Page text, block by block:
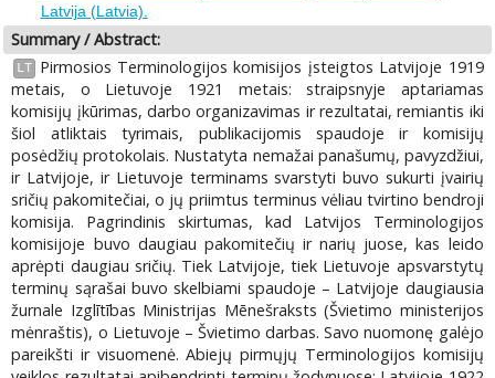
Latvija (Latvia).
Summary / Abstract:
LT
Pirmosios Terminologijos komisijos įsteigtos Latvijoje 1919
metais, o Lietuvoje 1921 metais: straipsnyje aptariamas
komisijų įkūrimas, darbo organizavimas ir rezultatai, remiantis iki
šiol atliktais tyrimais, publikacijomis spaudoje ir komisijų
posėdžių protokolais. Nustatyta nemažai panašumų, pavyzdžiui,
ir Latvijoje, ir Lietuvoje terminams svarstyti buvo sukurti įvairių
sričių pakomitečiai, o jų priimtus terminus vėliau tvirtino bendroji
komisija. Pagrindinis skirtumas, kad Latvijos Terminologijos
komisijoje buvo daugiau pakomitečių ir narių juose, kas leido
aprėpti daugiau sričių. Tiek Latvijoje, tiek Lietuvoje apsvarstytų
terminų sąrašai buvo skelbiami spaudoje – Latvijoje daugiausia
žurnale Izglītības Ministrijas Mēnešraksts (Švietimo ministerijos
mėnraštis), o Lietuvoje – Švietimo darbas. Savo nuomonę galėjo
pareikšti ir visuomenė. Abiejų pirmųjų Terminologijos komisijų